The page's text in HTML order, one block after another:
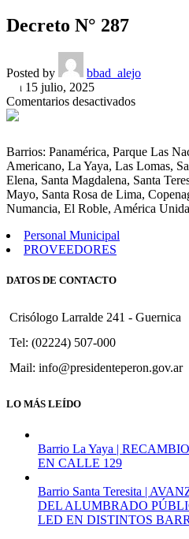
Decreto N° 287
Posted by
bbad_alejo
On 15 julio, 2025
Comentarios desactivadosen
Barrios: Panamérica, Parque Las
Americano, La Yaya, Las Lomas,
Elena, Santa Magdalena, Santa
Mayo, Santa Rosa de Lima,
Numancia, El Roble, América Unida
Personal Municipal
PROVEEDORES
DATOS DE CONTACTO
Crisólogo Larralde 241 - Guernica
Tel: (02224) 507-000
Mail: info@presidenteperon.gov.ar
LO MÁS LEÍDO
Barrio La Yaya |
EN CALLE 129
Barrio Santa Teresita |
DEL ALUMBRADO
LED EN DISTINTOS